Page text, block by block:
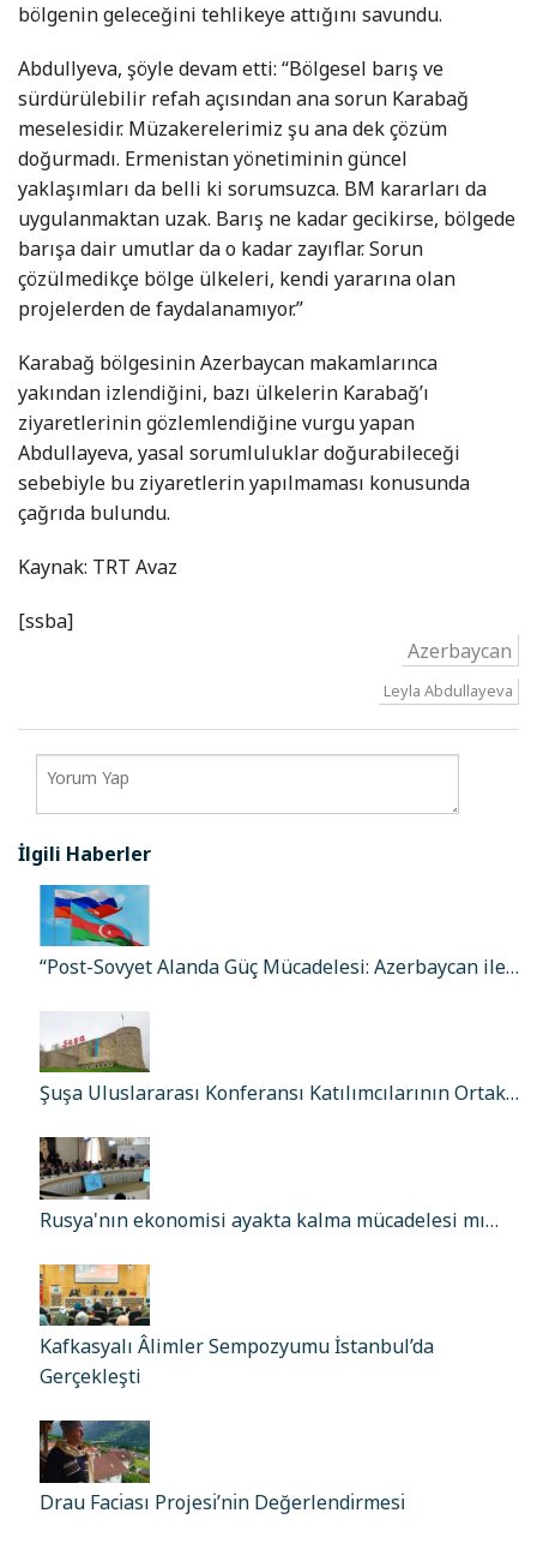
bölgenin geleceğini tehlikeye attığını savundu.
Abdullyeva, şöyle devam etti: “Bölgesel barış ve
sürdürülebilir refah açısından ana sorun Karabağ
meselesidir. Müzakerelerimiz şu ana dek çözüm
doğurmadı. Ermenistan yönetiminin güncel
yaklaşımları da belli ki sorumsuzca. BM kararları da
uygulanmaktan uzak. Barış ne kadar gecikirse, bölgede
barışa dair umutlar da o kadar zayıflar. Sorun
çözülmedikçe bölge ülkeleri, kendi yararına olan
projelerden de faydalanamıyor.”
Karabağ bölgesinin Azerbaycan makamlarınca
yakından izlendiğini, bazı ülkelerin Karabağ’ı
ziyaretlerinin gözlemlendiğine vurgu yapan
Abdullayeva, yasal sorumluluklar doğurabileceği
sebebiyle bu ziyaretlerin yapılmaması konusunda
çağrıda bulundu.
Kaynak: TRT Avaz
[ssba]
Azerbaycan
Leyla Abdullayeva
İlgili Haberler
“Post-Sovyet Alanda Güç Mücadelesi: Azerbaycan ile…
Şuşa Uluslararası Konferansı Katılımcılarının Ortak…
Rusya'nın ekonomisi ayakta kalma mücadelesi mı…
Kafkasyalı Âlimler Sempozyumu İstanbul’da
Gerçekleşti
Drau Facı̇ası Projesı̇’nı̇n Değerlendı̇rmesı̇